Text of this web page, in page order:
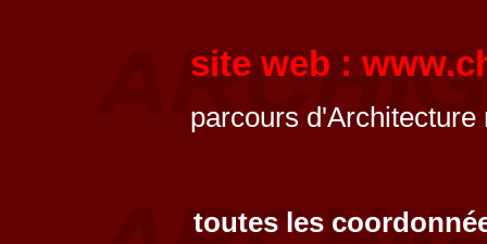
site web :
parcours d'Architecture
toutes les